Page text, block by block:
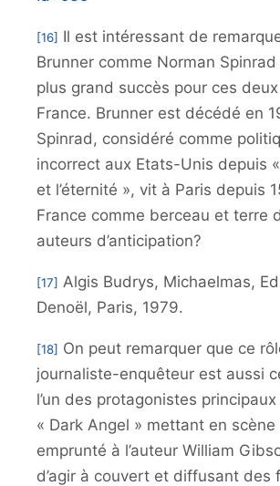
[16] Il est intéressant de
Brunner comme Norman
plus grand succès pour ces
France. Brunner est décédé en
Spinrad, considéré comme
incorrect aux Etats-Unis depuis
et l’éternité », vit à Paris depuis
France comme berceau et terre
auteurs d’anticipation?
[17] Algis Budrys, Michaelmas,
Denoël, Paris, 1979.
[18] On peut remarquer que ce
journaliste-enquêteur est aussi
l’un des protagonistes
« Dark Angel » mettant en
emprunté à l’auteur William
d’agir à couvert et diffusant des